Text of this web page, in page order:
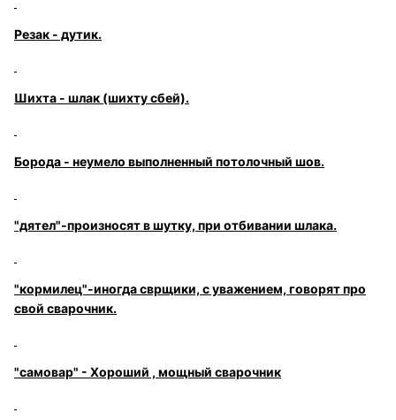
Резак - дутик.
Шихта - шлак (шихту сбей).
Борода - неумело выполненный потолочный шов.
"дятел"-произносят в шутку, при отбивании шлака.
"кормилец"-иногда сврщики, с уважением, говорят про
свой сварочник.
"самовар" - Хороший , мощный сварочник